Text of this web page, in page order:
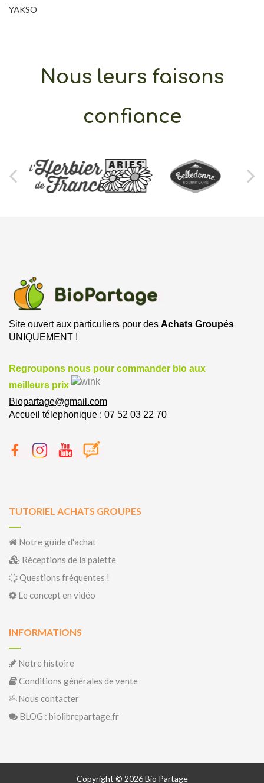
YAKSO
Nous leurs faisons
confiance
Site ouvert aux particuliers pour des Achats Groupés
UNIQUEMENT !
Regroupons nous pour commander bio aux
meilleurs prix
Biopartage@gmail.com
Accueil télephonique : 07 52 03 22 70
TUTORIEL ACHATS GROUPES
Notre guide d'achat
Réceptions de la palette
Questions fréquentes !
Le concept en vidéo
INFORMATIONS
Notre histoire
Conditions générales de vente
Nous contacter
BLOG : biolibrepartage.fr
Copyright © 2026 Bio Partage